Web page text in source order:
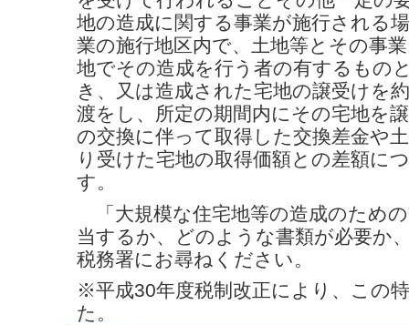
地の造成に関する事業が施行される
業の施行地区内で、土地等とその事
地でその造成を行う者の有するもの
き、又は造成された宅地の譲受けを
渡をし、所定の期間内にその宅地を
の交換に伴って取得した交換差金や
り受けた宅地の取得価額との差額に
す。
「大規模な住宅地等の造成のため
当するか、どのような書類が必要か
税務署にお尋ねください。
※平成30年度税制改正により、この
た。